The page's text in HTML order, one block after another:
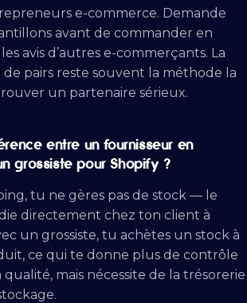
e-commerce. Demande
avant de commander en
avis d’autres e-commerçants. La
pairs reste souvent la méthode la
un partenaire sérieux.
entre un fournisseur en
grossiste pour Shopify ?
tu ne gères pas de stock — le
directement chez ton client à
un grossiste, tu achètes un stock à
ce qui te donne plus de contrôle
qualité, mais nécessite de la trésorerie